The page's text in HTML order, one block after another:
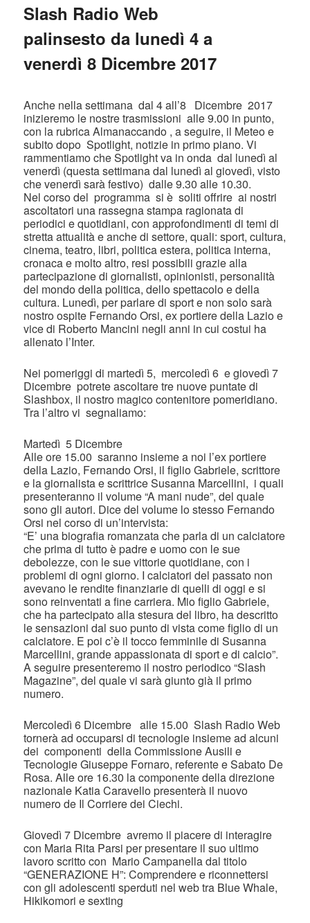
Slash Radio Web
palinsesto da lunedì 4 a
venerdì 8 Dicembre 2017
Anche nella settimana dal 4 all’8 Dicembre 2017
inizieremo le nostre trasmissioni alle 9.00 in punto,
con la rubrica Almanaccando , a seguire, il Meteo e
subito dopo Spotlight, notizie in primo piano. Vi
rammentiamo che Spotlight va in onda dal lunedì al
venerdì (questa settimana dal lunedì al giovedì, visto
che venerdì sarà festivo) dalle 9.30 alle 10.30.
Nel corso del programma si è soliti offrire ai nostri
ascoltatori una rassegna stampa ragionata di
periodici e quotidiani, con approfondimenti di temi di
stretta attualità e anche di settore, quali: sport, cultura,
cinema, teatro, libri, politica estera, politica interna,
cronaca e molto altro, resi possibili grazie alla
partecipazione di giornalisti, opinionisti, personalità
del mondo della politica, dello spettacolo e della
cultura. Lunedì, per parlare di sport e non solo sarà
nostro ospite Fernando Orsi, ex portiere della Lazio e
vice di Roberto Mancini negli anni in cui costui ha
allenato l’Inter.
Nei pomeriggi di martedì 5, mercoledì 6 e giovedì 7
Dicembre potrete ascoltare tre nuove puntate di
Slashbox, il nostro magico contenitore pomeridiano.
Tra l’altro vi segnaliamo:
Martedì 5 Dicembre
Alle ore 15.00 saranno insieme a noi l’ex portiere
della Lazio, Fernando Orsi, il figlio Gabriele, scrittore
e la giornalista e scrittrice Susanna Marcellini, i quali
presenteranno il volume “A mani nude”, del quale
sono gli autori. Dice del volume lo stesso Fernando
Orsi nel corso di un’intervista:
“E’ una biografia romanzata che parla di un calciatore
che prima di tutto è padre e uomo con le sue
debolezze, con le sue vittorie quotidiane, con i
problemi di ogni giorno. I calciatori del passato non
avevano le rendite finanziarie di quelli di oggi e si
sono reinventati a fine carriera. Mio figlio Gabriele,
che ha partecipato alla stesura del libro, ha descritto
le sensazioni dal suo punto di vista come figlio di un
calciatore. E poi c’è il tocco femminile di Susanna
Marcellini, grande appassionata di sport e di calcio”.
A seguire presenteremo il nostro periodico “Slash
Magazine”, del quale vi sarà giunto già il primo
numero.
Mercoledì 6 Dicembre alle 15.00 Slash Radio Web
tornerà ad occuparsi di tecnologie insieme ad alcuni
dei componenti della Commissione Ausili e
Tecnologie Giuseppe Fornaro, referente e Sabato De
Rosa. Alle ore 16.30 la componente della direzione
nazionale Katia Caravello presenterà il nuovo
numero de Il Corriere dei Ciechi.
Giovedì 7 Dicembre avremo il piacere di interagire
con Maria Rita Parsi per presentare il suo ultimo
lavoro scritto con Mario Campanella dal titolo
“GENERAZIONE H”: Comprendere e riconnettersi
con gli adolescenti sperduti nel web tra Blue Whale,
Hikikomori e sexting